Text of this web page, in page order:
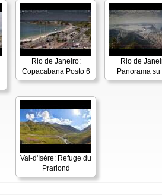
Rio de Janeiro:
Copacabana Posto 6
Rio de
Panorama su
Val-d'Isère: Refuge du
Prariond